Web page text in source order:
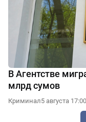
В Агентстве
млрд сумов
Криминал5 августа 17:00